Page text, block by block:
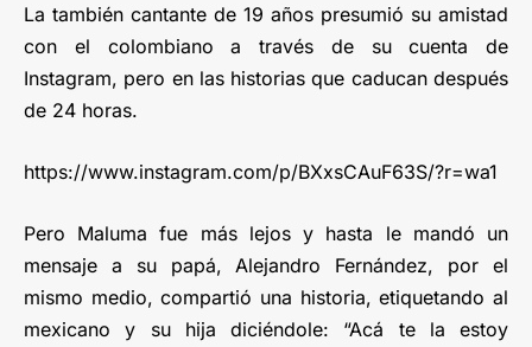
La también cantante de 19 años presumió su amistad
con el colombiano a través de su cuenta de
Instagram, pero en las historias que caducan después
de 24 horas.
https://www.instagram.com/p/BXxsCAuF63S/?r=wa1
Pero Maluma fue más lejos y hasta le mandó un
mensaje a su papá, Alejandro Fernández, por el
mismo medio, compartió una historia, etiquetando al
mexicano y su hija diciéndole: “Acá te la estoy